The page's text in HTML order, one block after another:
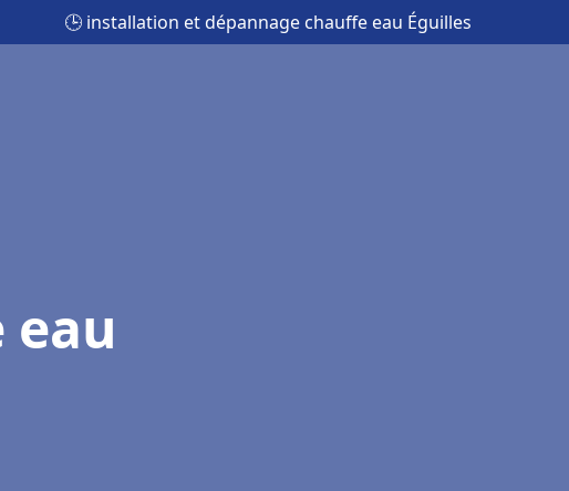
🕒 installation et dépannage chauffe eau Éguilles